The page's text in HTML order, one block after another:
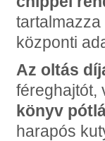
központi
Az oltás
féreghajtót,
könyv
harapós